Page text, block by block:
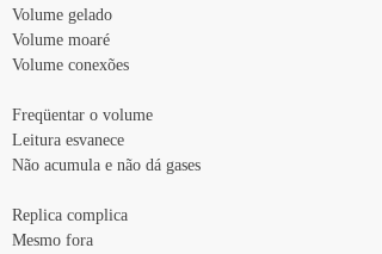
Volume gelado
Volume moaré
Volume conexões
Freqüentar o volume
Leitura esvanece
Não acumula e não dá gases
Replica complica
Mesmo fora